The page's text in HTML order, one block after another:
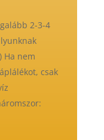
2-3-4
Ha nem
csak